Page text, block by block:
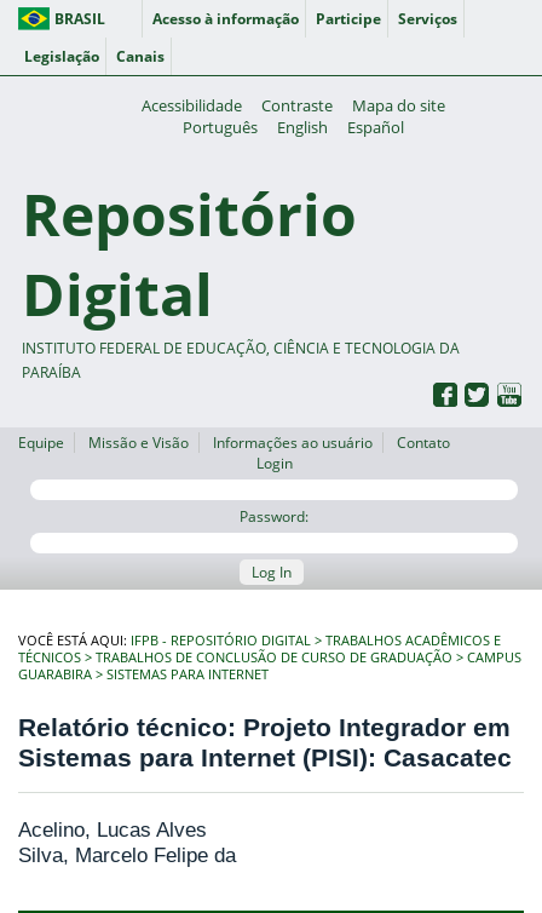
BRASIL Acesso à informação Participe
Serviços
Legislação
Canais
Acessibilidade Contraste
Mapa do site
Português
English Español
Repositório
Digital
INSTITUTO FEDERAL DE EDUCAÇÃO, CIÊNCIA E TECNOLOGIA DA
PARAÍBA
Equipe Missão e Visão Informações ao usuário
Contato
Login
Password:
Log In
VOCÊ ESTÁ AQUI: IFPB - REPOSITÓRIO DIGITAL
TRABALHOS ACADÊMICOS E
TÉCNICOS
TRABALHOS DE CONCLUSÃO DE CURSO DE GRADUAÇÃO
CAMPUS
GUARABIRA
SISTEMAS PARA INTERNET
Relatório técnico: Projeto Integrador em
Sistemas para Internet (PISI): Casacatec
Acelino, Lucas Alves
Silva, Marcelo Felipe da